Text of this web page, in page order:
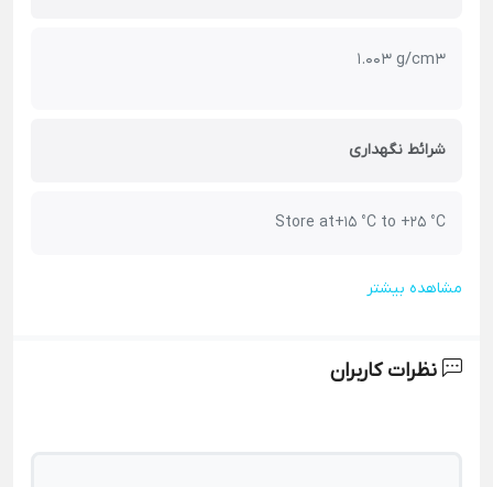
1.003 g/cm3
شرائط نگهداری
Store at+15 °C to +25 °C
مشاهده بیشتر
نظرات کاربران